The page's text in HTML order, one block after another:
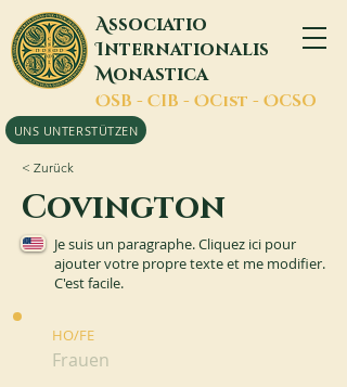
Associatio
Internationalis
Monastica
OSB - CIB - OCist - OCSO
UNS UNTERSTÜTZEN
< Zurück
Covington
Je suis un paragraphe. Cliquez ici pour
ajouter votre propre texte et me modifier.
C'est facile.
HO/FE
Frauen